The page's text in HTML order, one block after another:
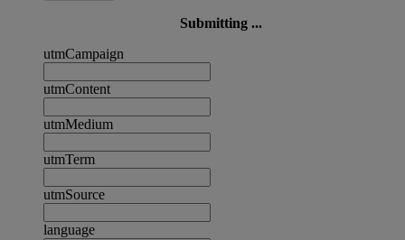
Submitting ...
utmCampaign
utmContent
utmMedium
utmTerm
utmSource
language